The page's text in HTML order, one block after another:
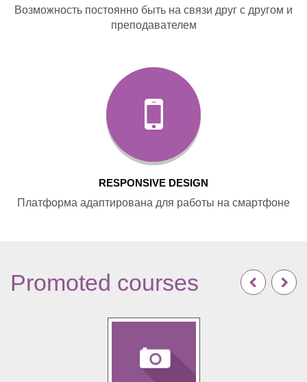
Возможность постоянно быть на связи друг с другом и
преподавателем
RESPONSIVE DESIGN
Платформа адаптирована для работы на смартфоне
Promoted courses